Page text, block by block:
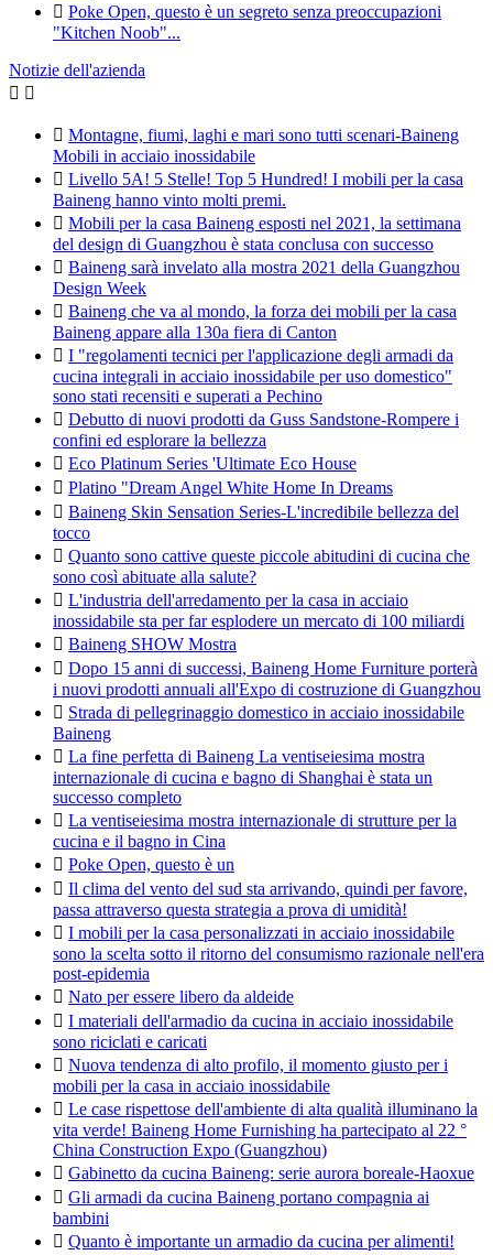
 Poke Open, questo è un segreto senza preoccupazioni
"Kitchen Noob"...
Notizie dell'azienda
 
 Montagne, fiumi, laghi e mari sono tutti scenari-Baineng
Mobili in acciaio inossidabile
 Livello 5A! 5 Stelle! Top 5 Hundred! I mobili per la casa
Baineng hanno vinto molti premi.
 Mobili per la casa Baineng esposti nel 2021, la settimana
del design di Guangzhou è stata conclusa con successo
 Baineng sarà invelato alla mostra 2021 della Guangzhou
Design Week
 Baineng che va al mondo, la forza dei mobili per la casa
Baineng appare alla 130a fiera di Canton
 I "regolamenti tecnici per l'applicazione degli armadi da
cucina integrali in acciaio inossidabile per uso domestico"
sono stati recensiti e superati a Pechino
 Debutto di nuovi prodotti da Guss Sandstone-Rompere i
confini ed esplorare la bellezza
 Eco Platinum Series 'Ultimate Eco House
 Platino "Dream Angel White Home In Dreams
 Baineng Skin Sensation Series-L'incredibile bellezza del
tocco
 Quanto sono cattive queste piccole abitudini di cucina che
sono così abituate alla salute?
 L'industria dell'arredamento per la casa in acciaio
inossidabile sta per far esplodere un mercato di 100 miliardi
 Baineng SHOW Mostra
 Dopo 15 anni di successi, Baineng Home Furniture porterà
i nuovi prodotti annuali all'Expo di costruzione di Guangzhou
 Strada di pellegrinaggio domestico in acciaio inossidabile
Baineng
 La fine perfetta di Baineng La ventiseiesima mostra
internazionale di cucina e bagno di Shanghai è stata un
successo completo
 La ventiseiesima mostra internazionale di strutture per la
cucina e il bagno in Cina
 Poke Open, questo è un
 Il clima del vento del sud sta arrivando, quindi per favore,
passa attraverso questa strategia a prova di umidità!
 I mobili per la casa personalizzati in acciaio inossidabile
sono la scelta sotto il ritorno del consumismo razionale nell'era
post-epidemia
 Nato per essere libero da aldeide
 I materiali dell'armadio da cucina in acciaio inossidabile
sono riciclati e caricati
 Nuova tendenza di alto profilo, il momento giusto per i
mobili per la casa in acciaio inossidabile
 Le case rispettose dell'ambiente di alta qualità illuminano la
vita verde! Baineng Home Furnishing ha partecipato al 22 °
China Construction Expo (Guangzhou)
 Gabinetto da cucina Baineng: serie aurora boreale-Haoxue
 Gli armadi da cucina Baineng portano compagnia ai
bambini
 Quanto è importante un armadio da cucina per alimenti!